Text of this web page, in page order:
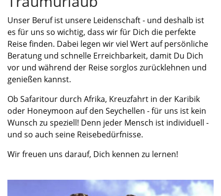
Unser Beruf ist unsere Leidenschaft - und deshalb ist
es für uns so wichtig, dass wir für Dich die perfekte
Reise finden. Dabei legen wir viel Wert auf persönliche
Beratung und schnelle Erreichbarkeit, damit Du Dich
vor und während der Reise sorglos zurücklehnen und
genießen kannst.
Ob Safaritour durch Afrika, Kreuzfahrt in der Karibik
oder Honeymoon auf den Seychellen - für uns ist kein
Wunsch zu speziell! Denn jeder Mensch ist individuell -
und so auch seine Reisebedürfnisse.
Wir freuen uns darauf, Dich kennen zu lernen!